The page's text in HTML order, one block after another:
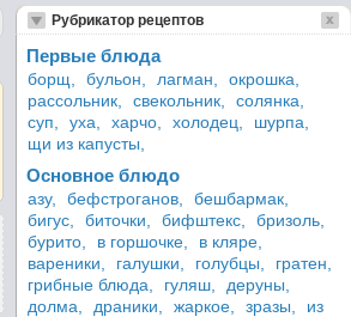
Рубрикатор рецептов
Первые блюда
борщ, бульон, лагман,
окрошка,
рассольник,
свекольник,
солянка,
суп,
уха, харчо, холодец,
шурпа,
щи из капусты,
Основное блюдо
азу, бефстроганов,
бешбармак,
бигус,
биточки, бифштекс,
бризоль,
бурито,
в горшочке,
в кляре,
вареники,
галушки, голубцы,
гратен,
грибные блюда,
гуляш,
деруны,
долма,
драники, жаркое, зразы,
из